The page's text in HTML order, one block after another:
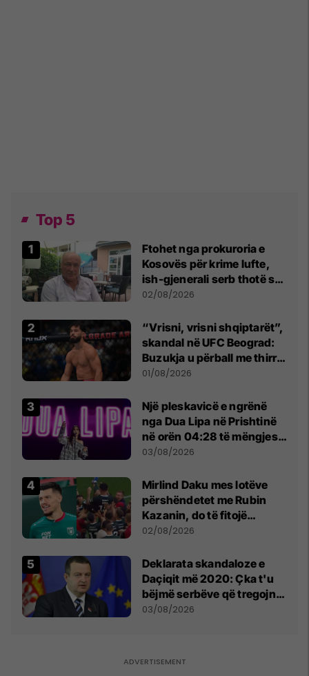
Top 5
Ftohet nga prokuroria e
Kosovës për krime lufte,
ish-gjenerali serb thotë se
dikush e tradhtoi në
02/08/2026
“Vrisni, vrisni shqiptarët”,
skandal në UFC Beograd:
Buzukja u përball me thirrje
anti-shqiptare nga
01/08/2026
Një pleskavicë e ngrënë
nga Dua Lipa në Prishtinë
në orën 04:28 të mëngjesit
- dhe bota digjitale serbe
03/08/2026
Mirlind Daku mes lotëve
përshëndetet me Rubin
Kazanin, do të fitojë
miliona te Spartak Moska
02/08/2026
​Deklarata skandaloze e
Daçiqit më 2020: Çka t'u
bëjmë serbëve që tregojnë
ku janë varrosur shqiptarët
03/08/2026